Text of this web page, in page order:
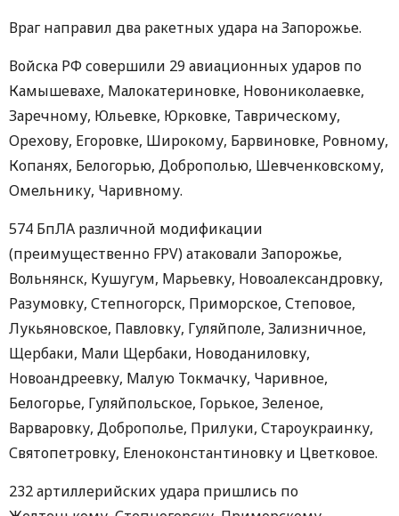
Враг направил два ракетных удара на Запорожье.
Войска РФ совершили 29 авиационных ударов по
Камышевахе, Малокатериновке, Новониколаевке,
Заречному, Юльевке, Юрковке, Таврическому,
Орехову, Егоровке, Широкому, Барвиновке, Ровному,
Копанях, Белогорью, Доброполью, Шевченковскому,
Омельнику, Чаривному.
574 БпЛА различной модификации
(преимущественно FPV) атаковали Запорожье,
Вольнянск, Кушугум, Марьевку, Новоалександровку,
Разумовку, Степногорск, Приморское, Степовое,
Лукьяновское, Павловку, Гуляйполе, Зализничное,
Щербаки, Мали Щербаки, Новоданиловку,
Новоандреевку, Малую Токмачку, Чаривное,
Белогорье, Гуляйпольское, Горькое, Зеленое,
Варваровку, Доброполье, Прилуки, Староукраинку,
Святопетровку, Еленоконстантиновку и Цветковое.
232 артиллерийских удара пришлись по